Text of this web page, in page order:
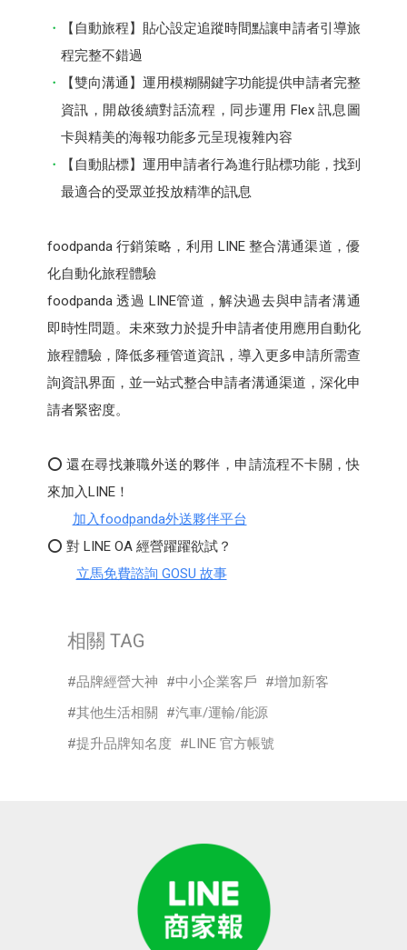
【自動旅程】貼心設定追蹤時間點讓申請者引導旅
程完整不錯過
【雙向溝通】運用模糊關鍵字功能提供申請者完整
資訊，開啟後續對話流程，同步運用 Flex 訊息圖
卡與精美的海報功能多元呈現複雜內容
【自動貼標】運用申請者行為進行貼標功能，找到
最適合的受眾並投放精準的訊息
foodpanda 行銷策略，利用 LINE 整合溝通渠道，優
化自動化旅程體驗
foodpanda 透過 LINE管道，解決過去與申請者溝通
即時性問題。未來致力於提升申請者使用應用自動化
旅程體驗，降低多種管道資訊，導入更多申請所需查
詢資訊界面，並一站式整合申請者溝通渠道，深化申
請者緊密度。
⭕ 還在尋找兼職外送的夥伴，申請流程不卡關，快
來加入LINE！
加入foodpanda外送夥伴平台
⭕ 對 LINE OA 經營躍躍欲試？
立馬免費諮詢 GOSU 故事
相關 TAG
品牌經營大神 中小企業客戶
增加新客
其他生活相關
汽車/運輸/能源
提升品牌知名度
LINE 官方帳號